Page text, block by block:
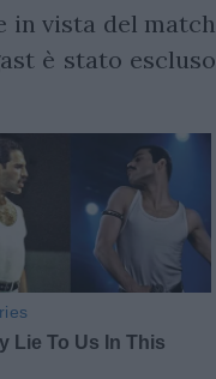
in vista del match
è stato escluso